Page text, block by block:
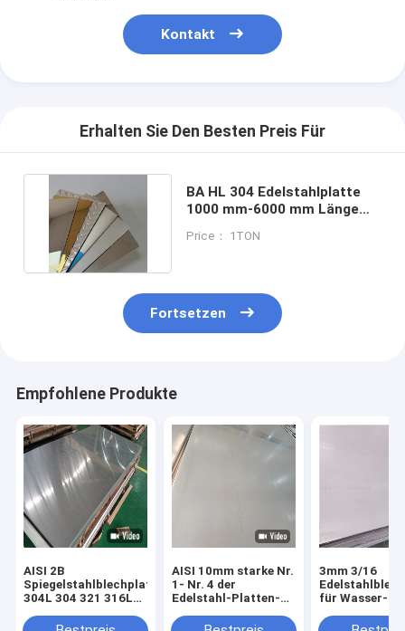
Kontakt
Erhalten Sie Den Besten Preis Für
BA HL 304 Edelstahlplatte
1000 mm-6000 mm Länge
Price： 1TON
Fortsetzen
Empfohlene Produkte
AISI 2B
Spiegelstahlblechplatte
304L 304 321 316L
100mm
AISI 10mm starke Nr.
1- Nr. 4 der
Edelstahl-Platten-
316ti
3mm 3/16
für Wasser-